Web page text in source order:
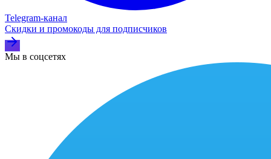
Telegram‑канал
Скидки и промокоды для подписчиков
Мы в соцсетях